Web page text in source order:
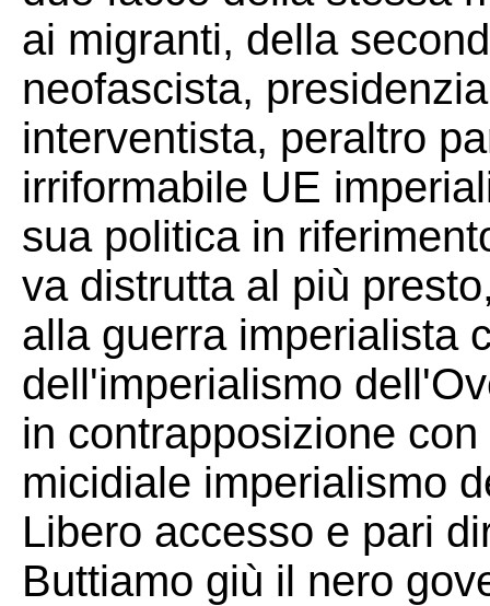
ai migranti, della
neofascista,
interventista, peraltro
irriformabile UE
sua politica in
va distrutta al più
alla guerra imperialista
dell'imperialismo
in contrapposizione
micidiale imperialismo
Libero accesso e pari
Buttiamo giù il nero